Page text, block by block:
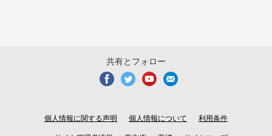
共有とフォロー
個人情報に関する声明 個人情報について 利用条件